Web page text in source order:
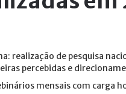
realização de pesquisa
percebidas e
mensais com carga